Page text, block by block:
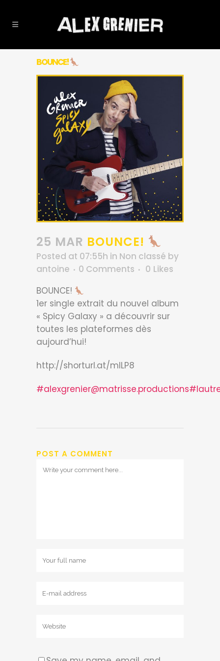
BOUNCE!
25 MAR BOUNCE!
Posted at 07:55h in Non classé by
antoine
0 Comments 0 Likes
BOUNCE!
1er single extrait du nouvel album
« Spicy Galaxy » a découvrir sur
toutes les plateformes dès
aujourd’hui!
http://shorturl.at/mILP8
#alexgrenier@matrisse.productions
POST A COMMENT